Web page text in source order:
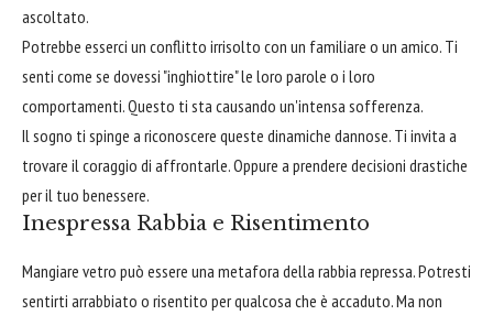
ascoltato.
Potrebbe esserci un conflitto irrisolto con un familiare o un amico. Ti
senti come se dovessi "inghiottire" le loro parole o i loro
comportamenti. Questo ti sta causando un'intensa sofferenza.
Il sogno ti spinge a riconoscere queste dinamiche dannose. Ti invita a
trovare il coraggio di affrontarle. Oppure a prendere decisioni drastiche
per il tuo benessere.
Inespressa Rabbia e Risentimento
Mangiare vetro può essere una metafora della rabbia repressa. Potresti
sentirti arrabbiato o risentito per qualcosa che è accaduto. Ma non